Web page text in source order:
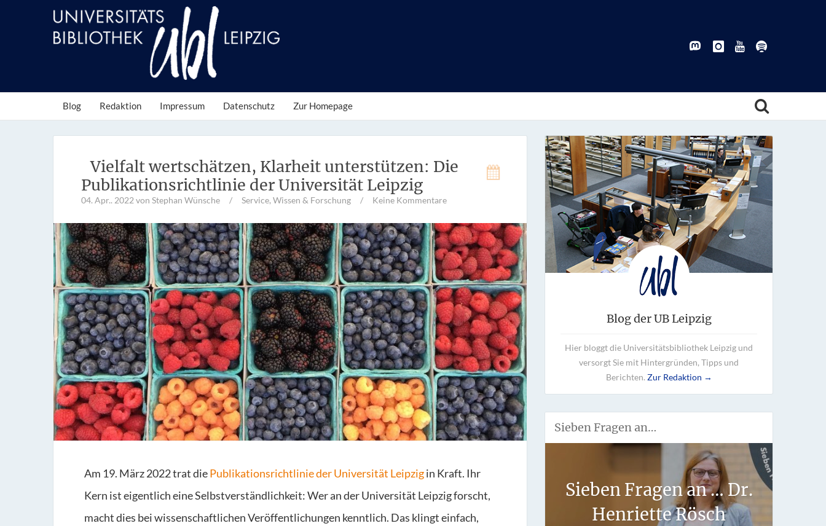
Blog Redaktion Impressum Datenschutz Zur Homepage
Vielfalt wertschätzen, Klarheit unterstützen: Die
Publikationsrichtlinie der Universität Leipzig
04. Apr.. 2022 von Stephan Wünsche / Service, Wissen & Forschung / Keine Kommentare
Am 19. März 2022 trat diePublikationsrichtlinie der Universität Leipzigin Kraft. Ihr
Kern ist eigentlich eine Selbstverständlichkeit: Wer an der Universität Leipzig forscht,
macht dies bei wissenschaftlichen Veröffentlichungen kenntlich. Das klingt einfach,
Blog der UB Leipzig
Hier bloggt die Universitätsbibliothek Leipzig und
versorgt Sie mit Hintergründen, Tipps und
Berichten. Zur Redaktion →
Sieben Fragen an…
Sieben Fragen an...
Stefan Fischer
Sieben Fragen an … Dr.
Henriette Rösch